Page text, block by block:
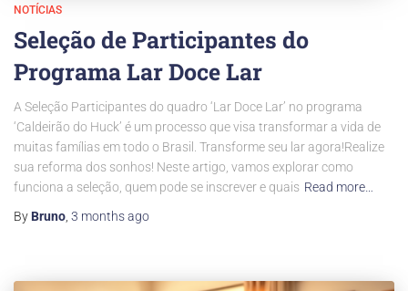
NOTÍCIAS
Seleção de Participantes do
Programa Lar Doce Lar
A Seleção Participantes do quadro ‘Lar Doce Lar’ no programa
‘Caldeirão do Huck’ é um processo que visa transformar a vida de
muitas famílias em todo o Brasil. Transforme seu lar agora!Realize
sua reforma dos sonhos! Neste artigo, vamos explorar como
funciona a seleção, quem pode se inscrever e quais Read more…
By Bruno 3 monthsago